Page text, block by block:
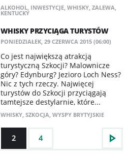
ALKOHOL, INWESTYCJE, WHISKY, ZALEWA,
KENTUCKY
WHISKY PRZYCIĄGA TURYSTÓW
PONIEDZIAŁEK, 29 CZERWCA 2015 (06:00)
Co jest największą atrakcją
turystyczną Szkocji? Malownicze
góry? Edynburg? Jezioro Loch Ness?
Nic z tych rzeczy. Najwięcej
turystów do Szkocji przyciągają
tamtejsze destylarnie, które...
WHISKY, SZKOCJA, WYSPY BRYTYJSKIE
2 4